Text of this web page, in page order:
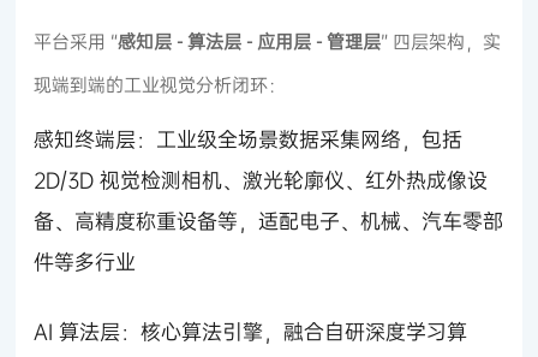
平台采用 “感知层 - 算法层 - 应用层 - 管理层” 四层架构，实
现端到端的工业视觉分析闭环：
感知终端层：工业级全场景数据采集网络，包括
2D/3D 视觉检测相机、激光轮廓仪、红外热成像设
备、高精度称重设备等，适配电子、机械、汽车零部
件等多行业
AI 算法层：核心算法引擎，融合自研深度学习算